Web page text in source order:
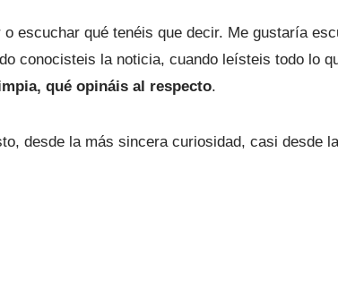
escuchar qué tenéis que decir. Me gustaría
conocisteis la noticia, cuando leísteis todo lo
qué opináis al respecto.
desde la más sincera curiosidad, casi desde